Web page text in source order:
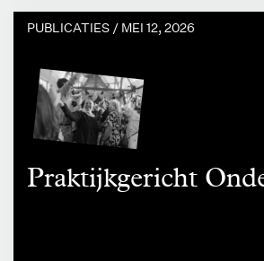
PUBLICATIES / MEI 12, 2026
Praktijkgericht